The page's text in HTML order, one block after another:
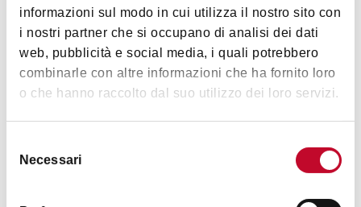
informazioni sul modo in cui utilizza il nostro sito con
i nostri partner che si occupano di analisi dei dati
web, pubblicità e social media, i quali potrebbero
combinarle con altre informazioni che ha fornito loro
o che hanno raccolto dal suo utilizzo dei loro servizi.
delNecessari
Approfondimenti
Mostra altro